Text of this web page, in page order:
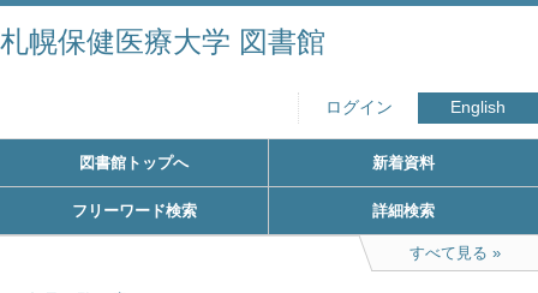
札幌保健医療大学 図書館
ログイン English
図書館トップへ 新着資料
フリーワード検索 詳細検索
すべて見る